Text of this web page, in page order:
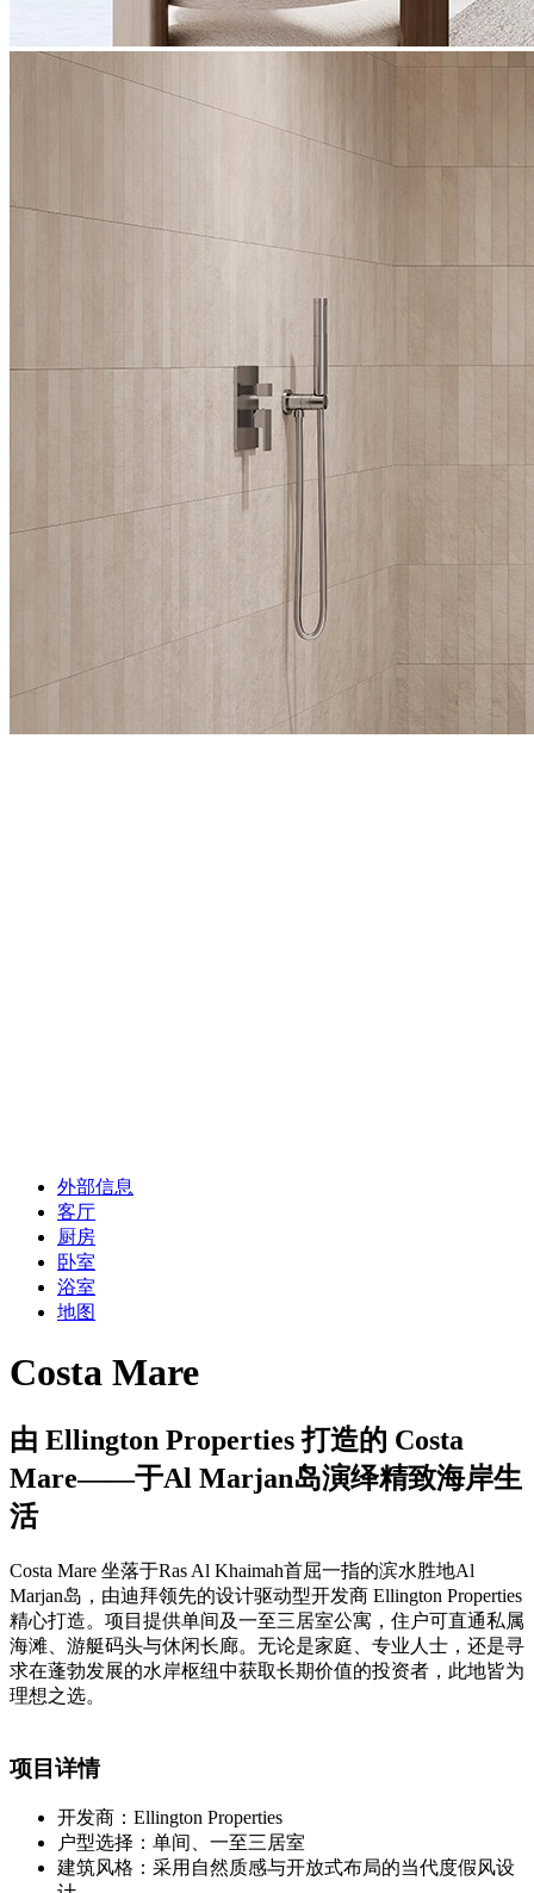
外部信息
客厅
厨房
卧室
浴室
地图
Costa Mare
由 Ellington Properties 打造的 Costa
Mare——于Al Marjan岛演绎精致海岸生
活
Costa Mare 坐落于Ras Al Khaimah首屈一指的滨水胜地Al
Marjan岛，由迪拜领先的设计驱动型开发商 Ellington Properties
精心打造。项目提供单间及一至三居室公寓，住户可直通私属
海滩、游艇码头与休闲长廊。无论是家庭、专业人士，还是寻
求在蓬勃发展的水岸枢纽中获取长期价值的投资者，此地皆为
理想之选。
项目详情
开发商：Ellington Properties
户型选择：单间、一至三居室
建筑风格：采用自然质感与开放式布局的当代度假风设